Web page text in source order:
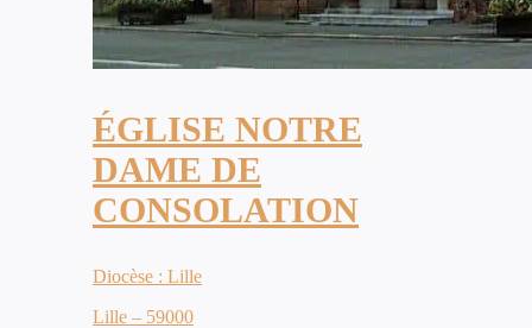
ÉGLISE NOTRE
DAME DE
CONSOLATION
Diocèse : Lille
Lille – 59000